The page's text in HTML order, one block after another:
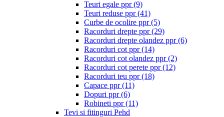
Teuri egale ppr(9)
Teuri reduse ppr(41)
Curbe de ocolire ppr(5)
Racorduri drepte ppr(29)
Racorduri drepte olandez ppr(6)
Racorduri cot ppr(14)
Racorduri cot olandez ppr(2)
Racorduri cot perete ppr(12)
Racorduri teu ppr(18)
Capace ppr(11)
Dopuri ppr(6)
Robineti ppr(11)
Tevi si fitinguri Pehd